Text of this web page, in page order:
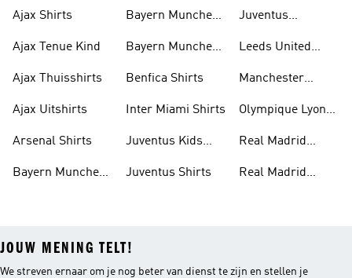
Ajax Shirts
Ajax Tenue Kind
Ajax Thuisshirts
Ajax Uitshirts
Arsenal Shirts
Bayern Munchen
Bayern Munchen
Bayern Munchen
Benfica Shirts
Inter Miami Shirts
Juventus Kids
Juventus Shirts
Juventus
Leeds United
Manchester
Olympique Lyon
Real Madrid
Real Madrid
JOUW MENING TELT!
We streven ernaar om je nog beter van dienst te zijn en stellen je